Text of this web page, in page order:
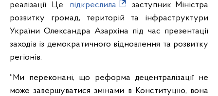
реалізації. Це
підкреслила
заступник Міністра
розвитку громад, територій та інфраструктури
України Олександра Азархіна під час презентації
заходів із демократичного відновлення та розвитку
регіонів.
“Ми переконані, що реформа децентралізації не
може завершуватися змінами в Конституцію, вона